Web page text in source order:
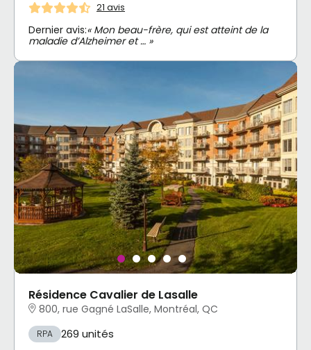
21 avis
Dernier avis:« Mon beau-frère, qui est atteint de la
maladie d’Alzheimer et … »
Résidence Cavalier de Lasalle
800, rue Gagné LaSalle, Montréal, QC
RPA 269 unités